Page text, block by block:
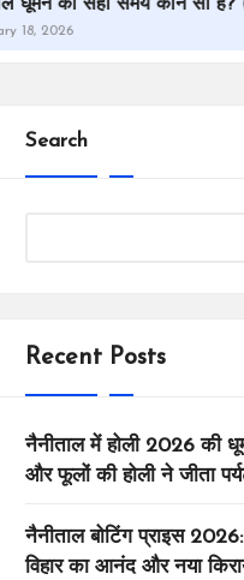
समय कौन सा है? (मौसम और
Search
Recent Posts
नैनीताल में होली 2026 की
और फूलों की होली ने जीता
नैनीताल बोटिंग प्राइस
विहार का आनंद और नया